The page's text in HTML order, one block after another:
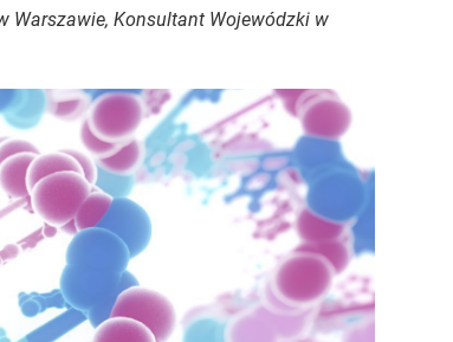
Warszawie, Konsultant Wojewódzki w